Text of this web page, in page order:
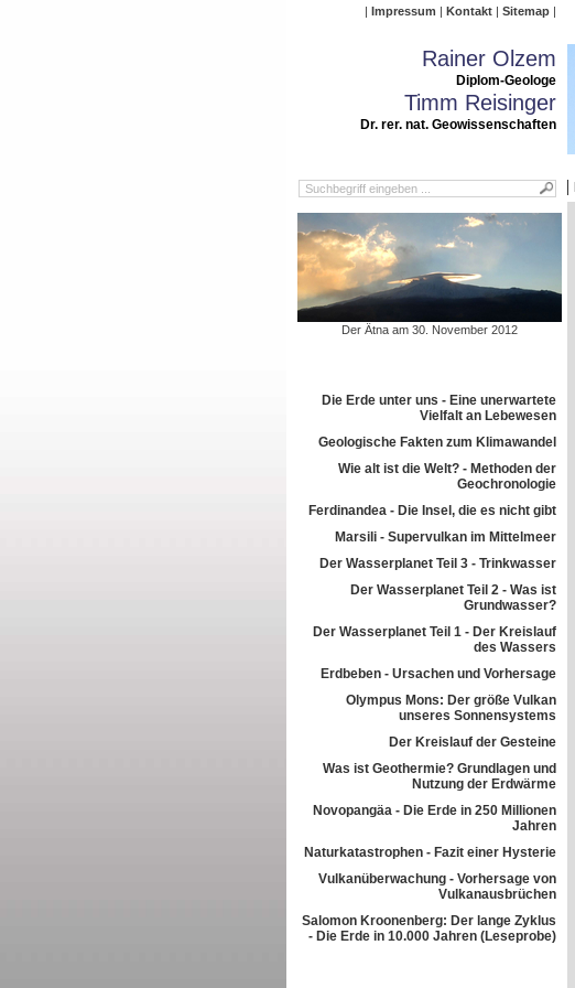
Impressum Kontakt Sitemap
Rainer Olzem
Diplom-Geologe
Timm Reisinger
Dr. rer. nat. Geowissenschaften
Der Ätna am 30. November 2012
Die Erde unter uns - Eine unerwartete
Vielfalt an Lebewesen
Geologische Fakten zum Klimawandel
Wie alt ist die Welt? - Methoden der
Geochronologie
Ferdinandea - Die Insel, die es nicht gibt
Marsili - Supervulkan im Mittelmeer
Der Wasserplanet Teil 3 - Trinkwasser
Der Wasserplanet Teil 2 - Was ist
Grundwasser?
Der Wasserplanet Teil 1 - Der Kreislauf
des Wassers
Erdbeben - Ursachen und Vorhersage
Olympus Mons: Der größe Vulkan
unseres Sonnensystems
Der Kreislauf der Gesteine
Was ist Geothermie? Grundlagen und
Nutzung der Erdwärme
Novopangäa - Die Erde in 250 Millionen
Jahren
Naturkatastrophen - Fazit einer Hysterie
Vulkanüberwachung - Vorhersage von
Vulkanausbrüchen
Salomon Kroonenberg: Der lange Zyklus
- Die Erde in 10.000 Jahren (Leseprobe)